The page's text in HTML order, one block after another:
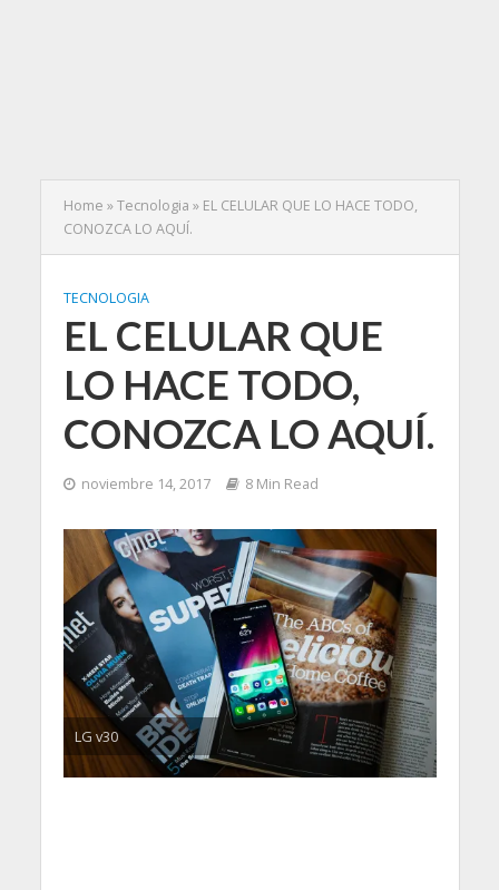
Home »Tecnologia » EL CELULAR QUE LO HACE TODO,
CONOZCA LO AQUÍ.
TECNOLOGIA
EL CELULAR QUE
LO HACE TODO,
CONOZCA LO AQUÍ.
noviembre 14, 2017 8 Min Read
LG v30